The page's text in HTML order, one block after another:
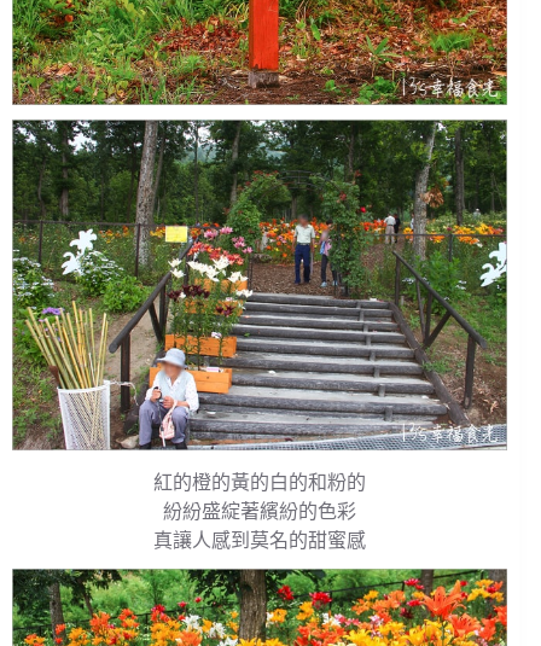
紅的橙的黃的白的和粉的
紛紛盛綻著繽紛的色彩
真讓人感到莫名的甜蜜感